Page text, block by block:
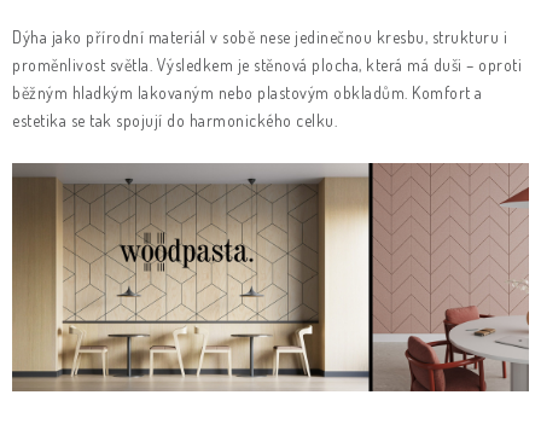
Vrácení, výměna zboží
Obchodní podmínky
Reklamační řád
Posuzování Jakosti
GDPR FAQ
Dýha jako přírodní materiál v sobě nese jedinečnou kresbu, strukturu i
proměnlivost světla. Výsledkem je stěnová plocha, která má duši – oproti
běžným hladkým lakovaným nebo plastovým obkladům. Komfort a
estetika se tak spojují do harmonického celku.